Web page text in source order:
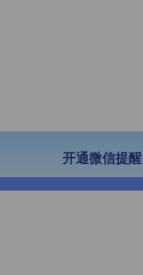
开通微信提醒